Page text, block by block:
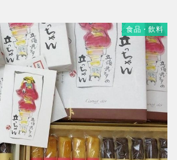
食品・飲料